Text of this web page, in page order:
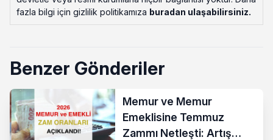
fazla bilgi için gizlilik politikamıza buradan ulaşabilirsiniz.
Benzer Gönderiler
Memur ve Memur
Emeklisine Temmuz
Zammı Netleşti: Artış